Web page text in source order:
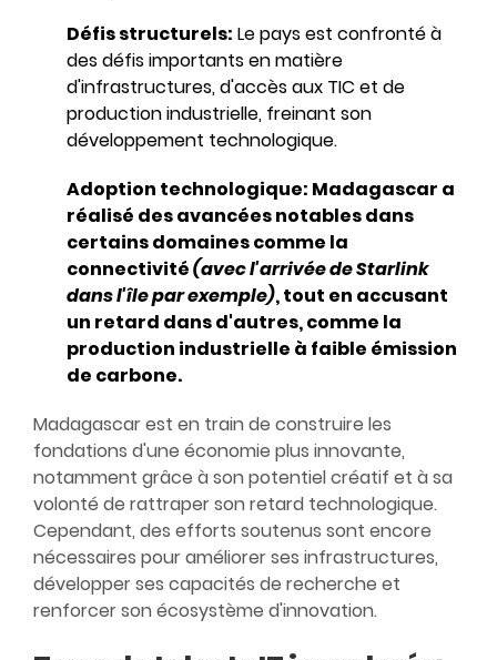
Défis structurels: Le pays est confronté à
des défis importants en matière
d'infrastructures, d'accès aux TIC et de
production industrielle, freinant son
développement technologique.
Adoption technologique: Madagascar a
réalisé des avancées notables dans
certains domaines comme la
connectivité(avec l'arrivée de Starlink
dans l'île par exemple), tout en accusant
un retard dans d'autres, comme la
production industrielle à faible émission
de carbone.
Madagascar est en train de construire les
fondations d'une économie plus innovante,
notamment grâce à son potentiel créatif et à sa
volonté de rattraper son retard technologique.
Cependant, des efforts soutenus sont encore
nécessaires pour améliorer ses infrastructures,
développer ses capacités de recherche et
renforcer son écosystème d'innovation.